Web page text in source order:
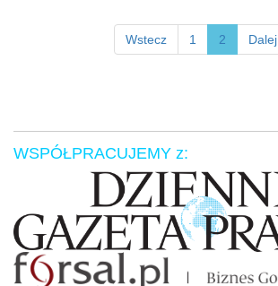
Wstecz 1 2 Dalej
WSPÓŁPRACUJEMY z: